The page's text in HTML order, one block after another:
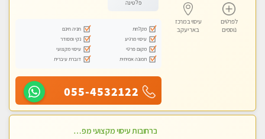
לפרטים
נוספים
עיסוי במרכז
באר יעקב
פלטינה
מקלחת
חניה חינם
עיסוי מרגיע
נקי ומסודר
מקום פרטי
עיסוי מקצועי
תמונה אמיתית
דוברת עיברית
055-4532122
ברחובות עיסוי מקצועי מפנק וכול סוגי העיסויים רמה גבוהה! ללא מין !